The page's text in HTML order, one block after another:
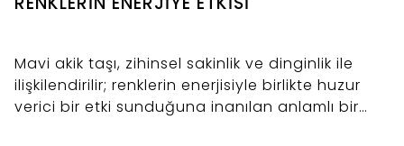
Mavi akik taşı, zihinsel sakinlik ve dinginlik ile
ilişkilendirilir; renklerin enerjisiyle birlikte huzur
verici bir etki sunduğuna inanılan anlamlı bir